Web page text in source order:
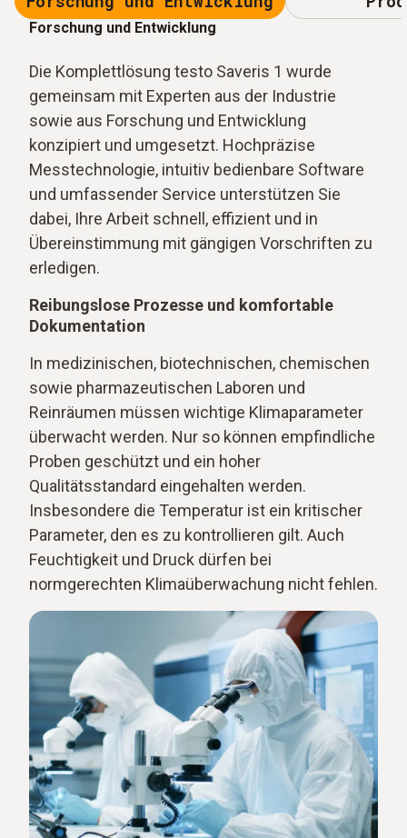
Forschung und Entwicklung
Die Komplettlösung testo Saveris 1 wurde
gemeinsam mit Experten aus der Industrie
sowie aus Forschung und Entwicklung
konzipiert und umgesetzt. Hochpräzise
Messtechnologie, intuitiv bedienbare Software
und umfassender Service unterstützen Sie
dabei, Ihre Arbeit schnell, effizient und in
Übereinstimmung mit gängigen Vorschriften zu
erledigen.
Reibungslose Prozesse und komfortable
Dokumentation
In medizinischen, biotechnischen, chemischen
sowie pharmazeutischen Laboren und
Reinräumen müssen wichtige Klimaparameter
überwacht werden. Nur so können empfindliche
Proben geschützt und ein hoher
Qualitätsstandard eingehalten werden.
Insbesondere die Temperatur ist ein kritischer
Parameter, den es zu kontrollieren gilt. Auch
Feuchtigkeit und Druck dürfen bei
normgerechten Klimaüberwachung nicht fehlen.